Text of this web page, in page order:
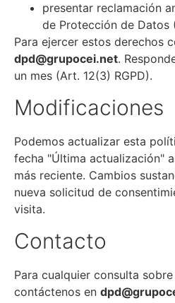
presentar reclamación
de Protección de Datos
Para ejercer estos derechos
dpd@grupocei.net.
un mes (Art. 12(3) RGPD).
Modificaciones
Podemos actualizar esta
fecha "Última actualización"
más reciente. Cambios
nueva solicitud de
visita.
Contacto
Para cualquier consulta
contáctenos en